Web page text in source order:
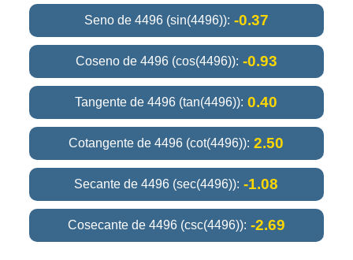
Seno de 4496 (sin(4496)): -0.37
Coseno de 4496 (cos(4496)): -0.93
Tangente de 4496 (tan(4496)): 0.40
Cotangente de 4496 (cot(4496)): 2.50
Secante de 4496 (sec(4496)): -1.08
Cosecante de 4496 (csc(4496)): -2.69